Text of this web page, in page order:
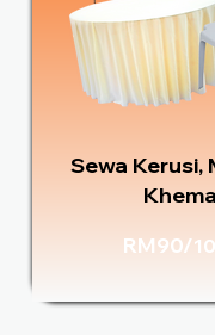
Sewa Kerusi,
RM90/